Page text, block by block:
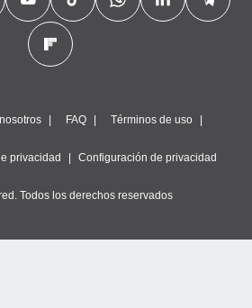
FAQ Términos de uso
privacidad Configuración de privacidad
Todos los derechos reservados